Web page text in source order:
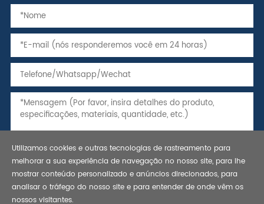
Utilizamos cookies e outras tecnologias de rastreamento para
melhorar a sua experiência de navegação no nosso site, para lhe
mostrar conteúdo personalizado e anúncios direcionados, para
analisar o tráfego do nosso site e para entender de onde vêm os
nossos visitantes.